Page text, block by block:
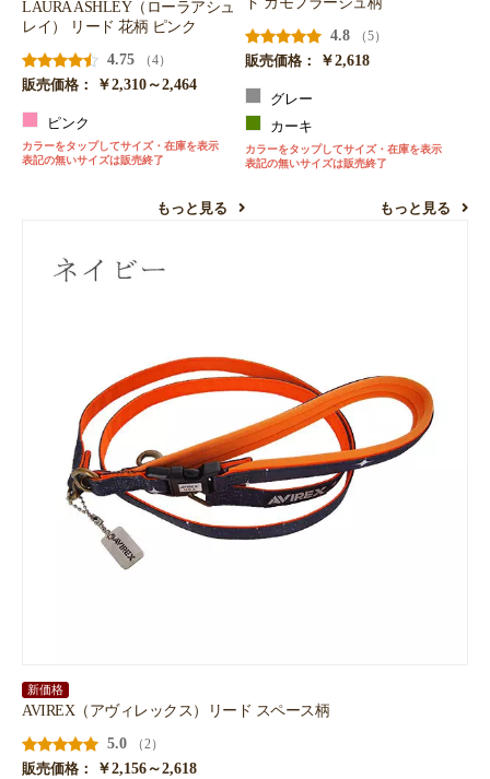
LAURA ASHLEY（ローラアシュ
レイ） リード 花柄 ピンク
4.75
（4）
販売価格：
￥2,310～2,464
ピンク
カラーをタップしてサイズ・在庫を表示
表記の無いサイズは販売終了
もっと見る
4.8
（5）
販売価格：
￥2,618
グレー
カーキ
カラーをタップしてサイズ・在庫を表示
表記の無いサイズは販売終了
もっと見る
新価格
AVIREX（アヴィレックス）リード スペース柄
5.0
（2）
販売価格：
￥2,156～2,618